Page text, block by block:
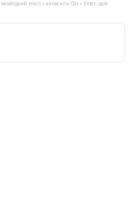
текст і натисніть Ctrl + Enter, щоб